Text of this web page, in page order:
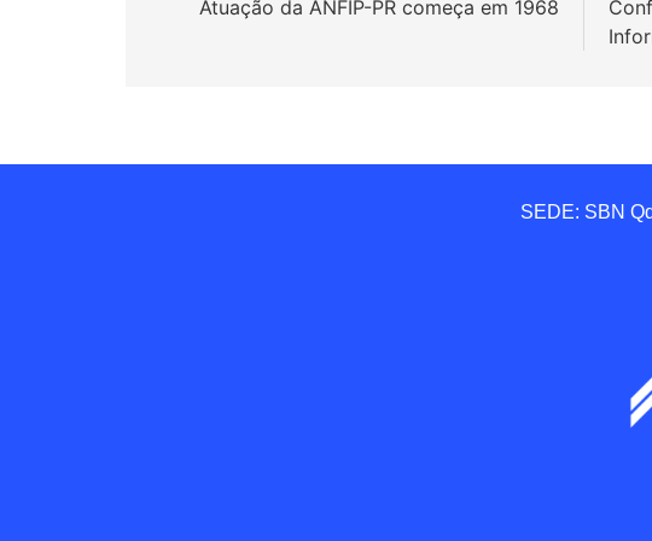
Atuação da ANFIP-PR começa em 1968
SEDE: SBN